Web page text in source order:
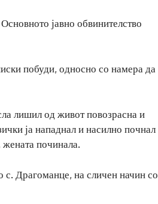
јавно обвинителство
побуди, односно со намера да
лишил од живот повозрасна и
ја нападнал и насилно почнал
починала.
Драгоманце, на сличен начин со